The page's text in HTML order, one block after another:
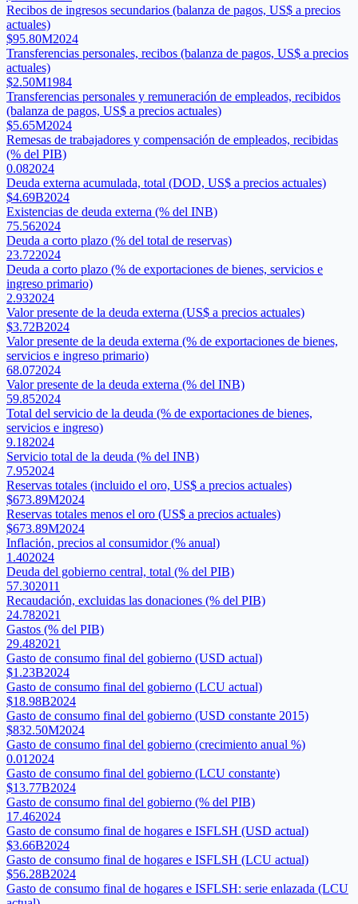
Recibos de ingresos secundarios (balanza de pagos, US$ a precios
actuales)
$95.80M2024
Transferencias personales, recibos (balanza de pagos, US$ a precios
actuales)
$2.50M1984
Transferencias personales y remuneración de empleados, recibidos
(balanza de pagos, US$ a precios actuales)
$5.65M2024
Remesas de trabajadores y compensación de empleados, recibidas
(% del PIB)
0.082024
Deuda externa acumulada, total (DOD, US$ a precios actuales)
$4.69B2024
Existencias de deuda externa (% del INB)
75.562024
Deuda a corto plazo (% del total de reservas)
23.722024
Deuda a corto plazo (% de exportaciones de bienes, servicios e
ingreso primario)
2.932024
Valor presente de la deuda externa (US$ a precios actuales)
$3.72B2024
Valor presente de la deuda externa (% de exportaciones de bienes,
servicios e ingreso primario)
68.072024
Valor presente de la deuda externa (% del INB)
59.852024
Total del servicio de la deuda (% de exportaciones de bienes,
servicios e ingreso)
9.182024
Servicio total de la deuda (% del INB)
7.952024
Reservas totales (incluido el oro, US$ a precios actuales)
$673.89M2024
Reservas totales menos el oro (US$ a precios actuales)
$673.89M2024
Inflación, precios al consumidor (% anual)
1.402024
Deuda del gobierno central, total (% del PIB)
57.302011
Recaudación, excluidas las donaciones (% del PIB)
24.782021
Gastos (% del PIB)
29.482021
Gasto de consumo final del gobierno (USD actual)
$1.23B2024
Gasto de consumo final del gobierno (LCU actual)
$18.98B2024
Gasto de consumo final del gobierno (USD constante 2015)
$832.50M2024
Gasto de consumo final del gobierno (crecimiento anual %)
0.01 2024
Gasto de consumo final del gobierno (LCU constante)
$13.77B2024
Gasto de consumo final del gobierno (% del PIB)
17.462024
Gasto de consumo final de hogares e ISFLSH (USD actual)
$3.66B2024
Gasto de consumo final de hogares e ISFLSH (LCU actual)
$56.28B2024
Gasto de consumo final de hogares e ISFLSH: serie enlazada (LCU